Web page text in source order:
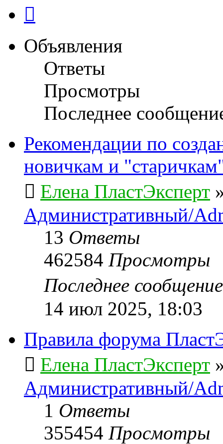
Объявления
Ответы
Просмотры
Последнее
Рекомендации по
новичкам и
Елена ПластЭксперт
Административный/
13 Ответы
462584 Просмотры
Последнее
14 июл 2025, 18:03
Правила форума
Елена ПластЭксперт
Административный/
1 Ответы
355454 Просмотры